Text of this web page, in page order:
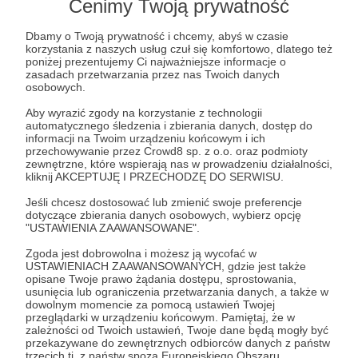
Cenimy Twoją prywatność
Dbamy o Twoją prywatność i chcemy, abyś w czasie
korzystania z naszych usług czuł się komfortowo, dlatego też
poniżej prezentujemy Ci najważniejsze informacje o
zasadach przetwarzania przez nas Twoich danych
osobowych.
Aby wyrazić zgody na korzystanie z technologii
automatycznego śledzenia i zbierania danych, dostęp do
informacji na Twoim urządzeniu końcowym i ich
przechowywanie przez Crowd8 sp. z o.o. oraz podmioty
zewnętrzne, które wspierają nas w prowadzeniu działalności,
kliknij AKCEPTUJĘ I PRZECHODZĘ DO SERWISU.
Jeśli chcesz dostosować lub zmienić swoje preferencje
dotyczące zbierania danych osobowych, wybierz opcję
"USTAWIENIA ZAAWANSOWANE".
Zgoda jest dobrowolna i możesz ją wycofać w
USTAWIENIACH ZAAWANSOWANYCH, gdzie jest także
opisane Twoje prawo żądania dostępu, sprostowania,
usunięcia lub ograniczenia przetwarzania danych, a także w
dowolnym momencie za pomocą ustawień Twojej
przeglądarki w urządzeniu końcowym. Pamiętaj, że w
zależności od Twoich ustawień, Twoje dane będą mogły być
przekazywane do zewnętrznych odbiorców danych z państw
Innowatorem Technologii.
Ten tytuł uprawnia do:
➤zgarnięcia benefitów z poprzednich progów,
➤otrzymania dostępu do zamkniętych środowisk
testowych i beta wersji projektów przed ich
publicznym uruchomieniem.
Patroni: 0 Limit: 50
512 zł miesięcznie
Patron Ekskluzywny
Każdy z nas trzymał w ręce 12 zł, ale w przypadku